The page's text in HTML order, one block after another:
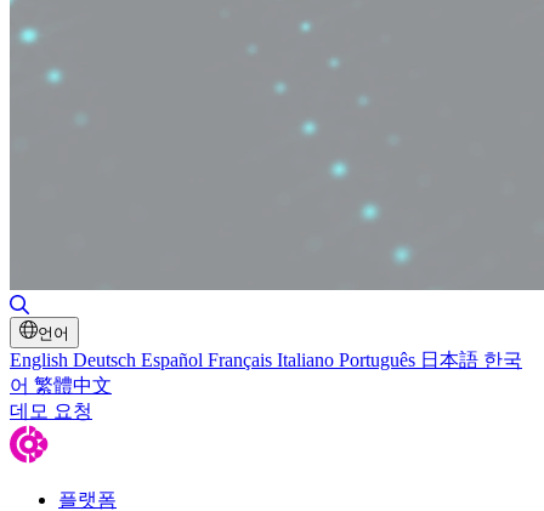
언어
English Deutsch Español Français Italiano Português 日本語 한국
어 繁體中文
데모 요청
플랫폼